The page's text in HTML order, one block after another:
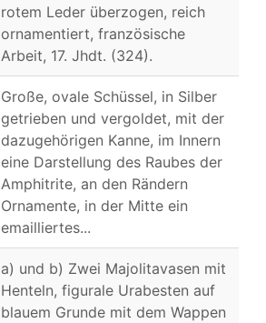
rotem Leder überzogen, reich
ornamentiert, französische
Arbeit, 17. Jhdt. (324).
Große, ovale Schüssel, in Silber
getrieben und vergoldet, mit der
dazugehörigen Kanne, im Innern
eine Darstellung des Raubes der
Amphitrite, an den Rändern
Ornamente, in der Mitte ein
emailliertes...
a) und b) Zwei Majolitavasen mit
Henteln, figurale Urabesten auf
blauem Grunde mit dem Wappen